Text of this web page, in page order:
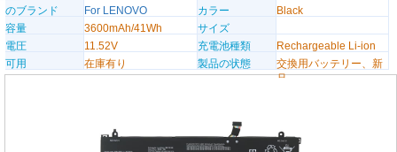
のブランド
For LENOVO カラー
Black
容量
3600mAh/41Wh
サイズ
電圧
11.52V 充電池種類
Rechargeable Li-ion
可用
在庫有り 製品の状態
交換用バッテリー、新
品